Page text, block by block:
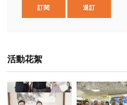
訂閱 退訂
活動花絮